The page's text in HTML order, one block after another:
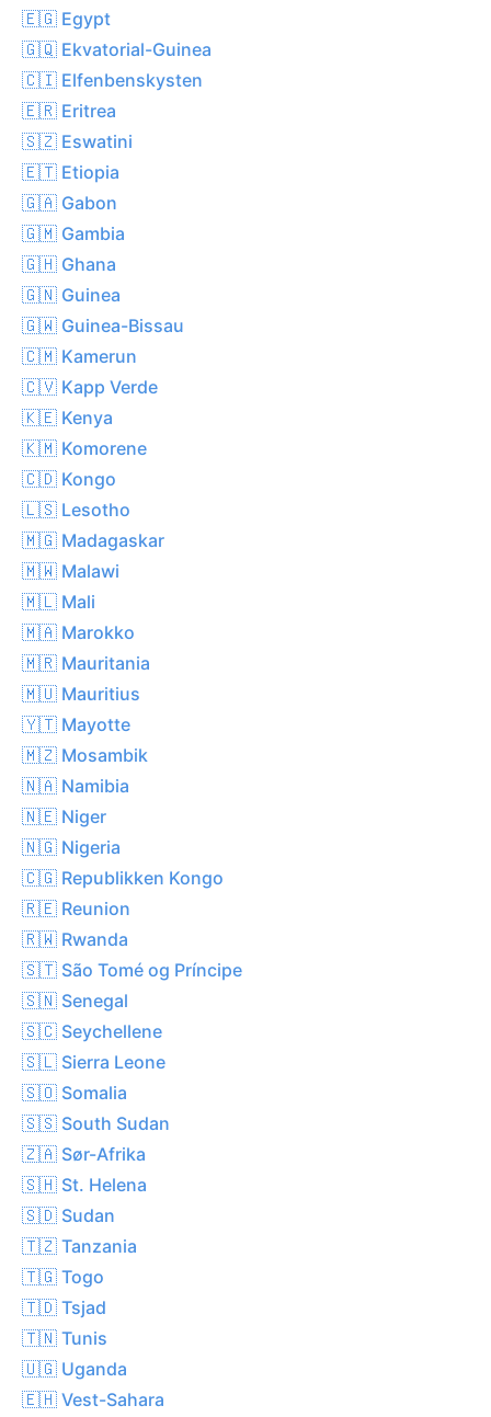
🇪🇬 Egypt
🇬🇶 Ekvatorial-Guinea
🇨🇮 Elfenbenskysten
🇪🇷 Eritrea
🇸🇿 Eswatini
🇪🇹 Etiopia
🇬🇦 Gabon
🇬🇲 Gambia
🇬🇭 Ghana
🇬🇳 Guinea
🇬🇼 Guinea-Bissau
🇨🇲 Kamerun
🇨🇻 Kapp Verde
🇰🇪 Kenya
🇰🇲 Komorene
🇨🇩 Kongo
🇱🇸 Lesotho
🇲🇬 Madagaskar
🇲🇼 Malawi
🇲🇱 Mali
🇲🇦 Marokko
🇲🇷 Mauritania
🇲🇺 Mauritius
🇾🇹 Mayotte
🇲🇿 Mosambik
🇳🇦 Namibia
🇳🇪 Niger
🇳🇬 Nigeria
🇨🇬 Republikken Kongo
🇷🇪 Reunion
🇷🇼 Rwanda
🇸🇹 São Tomé og Príncipe
🇸🇳 Senegal
🇸🇨 Seychellene
🇸🇱 Sierra Leone
🇸🇴 Somalia
🇸🇸 South Sudan
🇿🇦 Sør-Afrika
🇸🇭 St. Helena
🇸🇩 Sudan
🇹🇿 Tanzania
🇹🇬 Togo
🇹🇩 Tsjad
🇹🇳 Tunis
🇺🇬 Uganda
🇪🇭 Vest-Sahara